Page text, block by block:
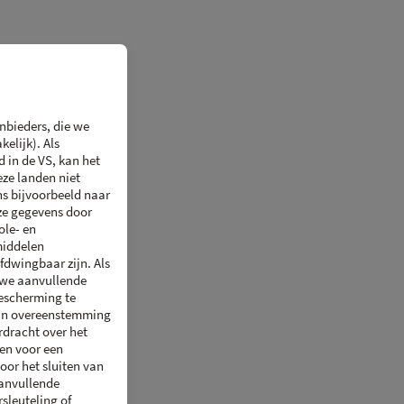
ProximusNon disponible avec Proximus
Violet | 512 GB
ProximusNon disponible avec Proximus
OrangeNon disponible avec Orange
die we
Als
in de VS, kan het
landen niet
bijvoorbeeld naar
gegevens door
en
zijn. Als
aanvullende
te
overeenstemming
over het
voor een
het sluiten van
of